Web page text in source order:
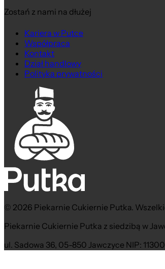
Zostań z nami na dłużej
Kariera w Putce
Współpraca
Kontakt
Dział handlowy
Polityka prywatności
© 2026 Piekarnie Cukiernie Putka.
Piekarnie Cukiernie Putka z siedzibą w
ul. Sadowa 36, 05-850 Jawczyce NIP: